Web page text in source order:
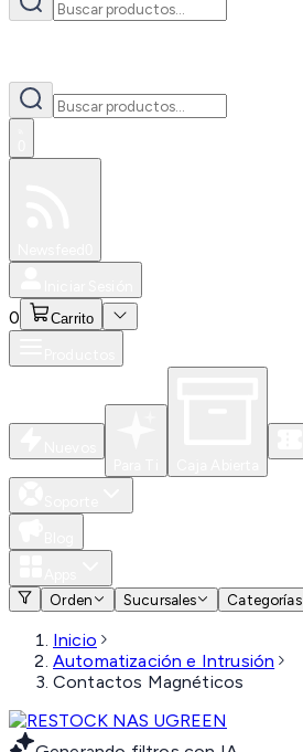
0 Carrito
Orden
Sucursales Categorías
Inicio
Automatización e Intrusión
Contactos Magnéticos